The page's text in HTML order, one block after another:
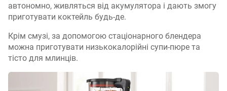
автономно, живляться від акумулятора і дають змогу
приготувати коктейль будь-де.
Крім смузі, за допомогою стаціонарного блендера
можна приготувати низькокалорійні супи-пюре та
тісто для млинців.